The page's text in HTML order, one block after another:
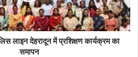
लाइन देहरादून में प्रशिक्षण कार्यक्रम का
समापन